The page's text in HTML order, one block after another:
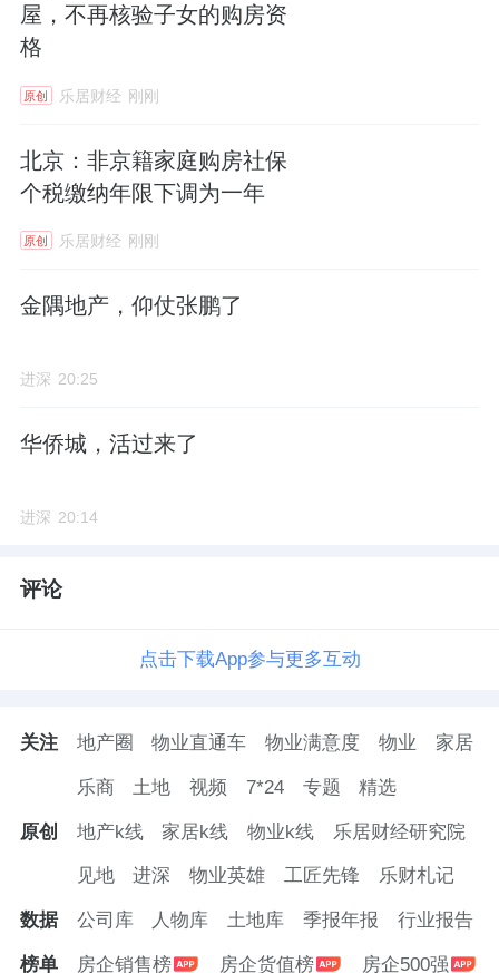
城”的复兴篇章，为首都高质量发展注入持久动
能。
屋，不再核验子女的购房资
格
原创 乐居财经 刚刚
北京：非京籍家庭购房社保
个税缴纳年限下调为一年
原创 乐居财经 刚刚
金隅地产，仰仗张鹏了
进深 20:25
华侨城，活过来了
进深 20:14
评论
点击下载App参与更多互动
关注 地产圈 物业直通车 物业满意度 物业 家居
乐商 土地 视频 7*24 专题 精选
原创 地产k线 家居k线 物业k线 乐居财经研究院
见地 进深 物业英雄 工匠先锋 乐财札记
数据 公司库 人物库 土地库 季报年报 行业报告
榜单 房企销售榜 房企货值榜 房企500强